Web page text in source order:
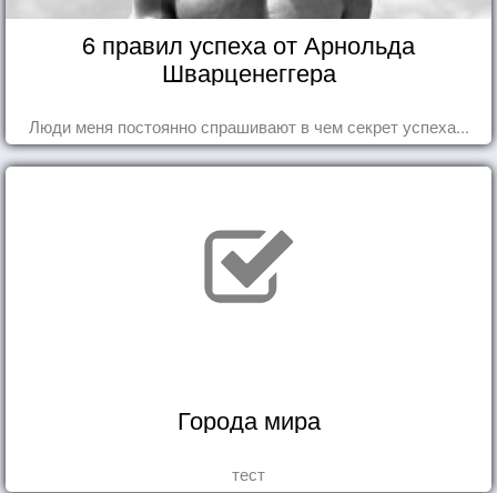
6 правил успеха от Арнольда
Шварценеггера
Люди меня постоянно спрашивают в чем секрет успеха...
Города мира
тест